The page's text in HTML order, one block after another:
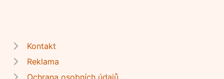
Kontakt
Reklama
Ochrana osobních údajů